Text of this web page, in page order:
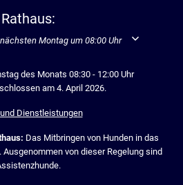
Rathaus:
oder Schließzeiten auszublenden
Montag um 08:00 Uhr
des Monats 08:30 - 12:00 Uhr
am 4. April 2026.
Dienstleistungen
Das Mitbringen von Hunden in das
von dieser Regelung sind